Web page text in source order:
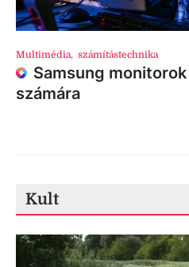
Multimédia, számítástechnika
Samsung
számára
Kult